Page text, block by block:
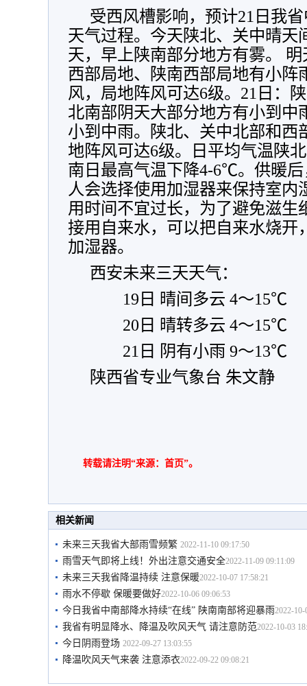
受西风槽影响，预计21日我
天气过程。今天陕北、关中晴天
天，早上陕南部分地方有雾。
西部局地、陕南西部局地有小阵
风，局地阵风可达6级。21日：
北南部阴天大部分地方有小到中
小到中雨。陕北、关中北部和西
地阵风可达6级。日平均气温陕
南日最高气温下降4-6℃。供暖
人会选择使用加湿器来保持室内
用时间不宜过长，为了避免滋生
接用自来水，可以把自来水烧
加湿器。
西安未来三天天气：
19日 晴间多云 4～15℃
20日 晴转多云 4～15℃
21日 阴有小雨 9～13℃
陕西省专业气象台 朱文静
转载请注明“来源：首页”。
相关新闻
未来三天我省大部雨雪频繁 2022-11-10 09:17:50
雨雪天气即将上线！外出注意交通安全2022-11-09 09:11:09
未来三天我省降温持续 注意保暖2022-10-07 17:58:21
雨水不停歇 保暖要做好2022-10-06 09:06:53
今日我省中南部降水持续“在线” 陕南南部将迎暴雨2022-10-
我省有明显降水、降温及吹风天气 请注意防范2022-10-03
今日阴雨登场 2022-09-27 13:03:55
降温吹风天气来袭 注意添衣2022-09-22 09:08:21